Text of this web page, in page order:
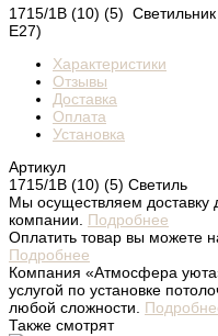
1715/1B (10) (5)
Характеристики
Отзывы
Доставка
Оплата
Установка
Артикул
1715/1B (10) (5) Светиль
Мы осуществляем доставку
компании. Подробнее
Оплатить товар вы можете
Подробнее
Компания «Атмосфера
услугой по установке
любой сложности.
Также смотрят